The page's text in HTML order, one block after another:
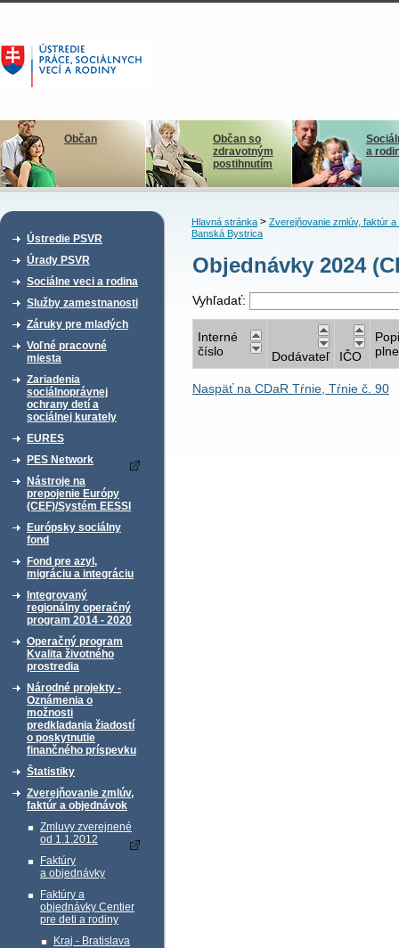
Občan
Občan so
zdravotným
postihnutím
a
Ústredie PSVR
Úrady PSVR
Sociálne veci a rodina
Služby zamestnanosti
Záruky pre mladých
Voľné pracovné
miesta
Zariadenia
sociálnoprávnej
ochrany detí a
sociálnej kurately
EURES
PES Network
Nástroje na
prepojenie Európy
(CEF)/Systém EESSI
Európsky sociálny
fond
Fond pre azyl,
migráciu a integráciu
Integrovaný
regionálny operačný
program 2014 - 2020
Operačný program
Kvalita životného
prostredia
Národné projekty -
Oznámenia o
možnosti
predkladania žiadostí
o poskytnutie
finančného príspevku
Štatistiky
Zverejňovanie zmlúv,
faktúr a objednávok
Zmluvy zverejnené
od 1.1.2012
Faktúry
a objednávky
Faktúry a
objednávky Centier
pre deti a rodiny
Kraj - Bratislava
Hlavná stránka> Zverejňovanie zmlúv, faktúr a
Banská Bystrica
Objednávky 2024
Vyhľadať:
Interné
číslo
Dodávateľ IČO
Naspäť na CDaR Tŕnie, Tŕnie č. 90